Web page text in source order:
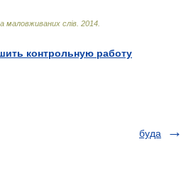
маловживаних слів 2014
контрольную работу
буда